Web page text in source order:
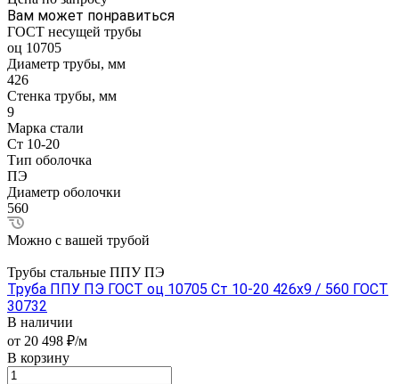
Вам может понравиться
ГОСТ несущей трубы
оц 10705
Диаметр трубы, мм
426
Стенка трубы, мм
9
Марка стали
Ст 10-20
Тип оболочка
ПЭ
Диаметр оболочки
560
Можно с вашей трубой
Трубы стальные ППУ ПЭ
Труба ППУ ПЭ ГОСТ оц 10705 Ст 10-20 426x9 / 560 ГОСТ
30732
В наличии
от 20 498 ₽/м
В корзину